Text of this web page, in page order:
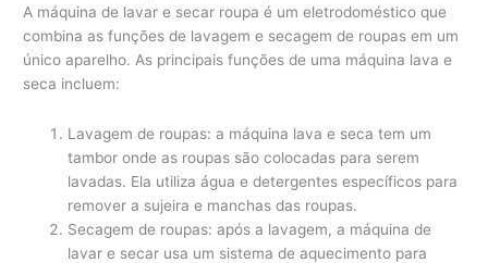
A máquina de lavar e secar roupa é um eletrodoméstico que
combina as funções de lavagem e secagem de roupas em um
único aparelho. As principais funções de uma máquina lava e
seca incluem:
Lavagem de roupas: a máquina lava e seca tem um
tambor onde as roupas são colocadas para serem
lavadas. Ela utiliza água e detergentes específicos para
remover a sujeira e manchas das roupas.
Secagem de roupas: após a lavagem, a máquina de
lavar e secar usa um sistema de aquecimento para